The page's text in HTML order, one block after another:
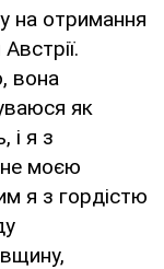
на отримання
вона
як
і я з
моєю
я з гордістю